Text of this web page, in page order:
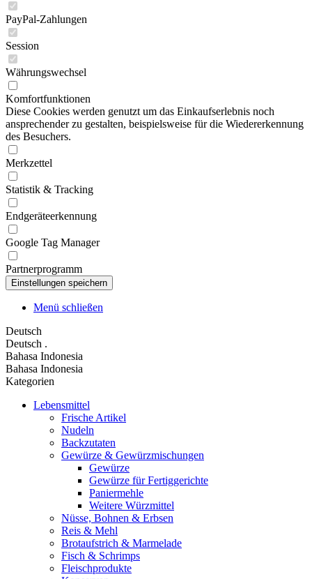
PayPal-Zahlungen
Session
Währungswechsel
Komfortfunktionen
Diese Cookies werden genutzt um das Einkaufserlebnis noch
ansprechender zu gestalten, beispielsweise für die Wiedererkennung
des Besuchers.
Merkzettel
Statistik & Tracking
Endgeräteerkennung
Google Tag Manager
Partnerprogramm
Menü schließen
Deutsch
Deutsch .
Bahasa Indonesia
Bahasa Indonesia
Kategorien
Lebensmittel
Frische Artikel
Nudeln
Backzutaten
Gewürze & Gewürzmischungen
Gewürze
Gewürze für Fertiggerichte
Paniermehle
Weitere Würzmittel
Nüsse, Bohnen & Erbsen
Reis & Mehl
Brotaufstrich & Marmelade
Fisch & Schrimps
Fleischprodukte